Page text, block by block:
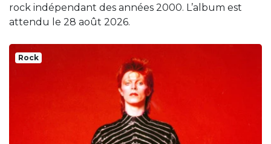
rock indépendant des années 2000. L’album est
attendu le 28 août 2026.
Rock